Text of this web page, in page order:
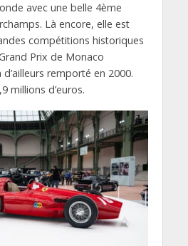
avec une belle 4ème
Là encore, elle est
compétitions historiques
Prix de Monaco
d’ailleurs remporté en 2000.
millions d’euros.